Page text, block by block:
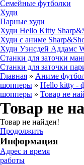
Семейные футболки
Худи
Парные худи
Худи Hello Kitty
Худи с аниме
Худи Уэнсдей Аддамс
Станки для заточки
Станки для заточки
Главная » Аниме
шопперы » Hello kitty -
шопперы » Товар не
Товар не
Товар не найден!
Продолжить
Информация
Адрес и время
работы